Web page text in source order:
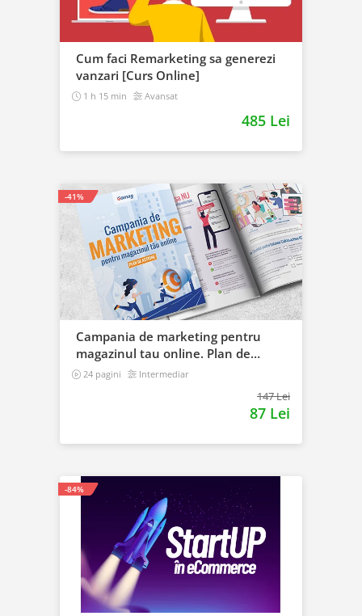
Cum faci Remarketing sa generezi
vanzari [Curs Online]
1 h 15 min Avansat
485 Lei
Campania de marketing pentru
magazinul tau online. Plan de
actiune
24 pagini Intermediar
147 Lei
87 Lei
-41%
-84%